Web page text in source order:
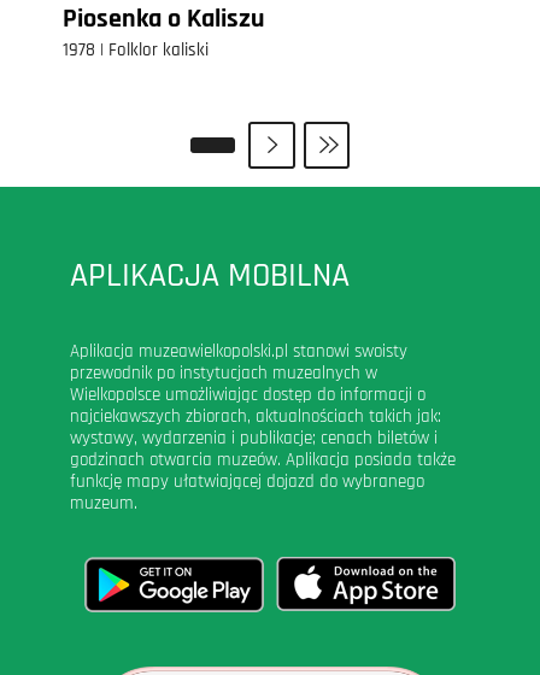
Piosenka o Kaliszu
1978 | Folklor kaliski
APLIKACJA MOBILNA
Aplikacja muzeawielkopolski.pl stanowi swoisty
przewodnik po instytucjach muzealnych w
Wielkopolsce umożliwiając dostęp do informacji o
najciekawszych zbiorach, aktualnościach takich jak:
wystawy, wydarzenia i publikacje; cenach biletów i
godzinach otwarcia muzeów. Aplikacja posiada także
funkcję mapy ułatwiającej dojazd do wybranego
muzeum.